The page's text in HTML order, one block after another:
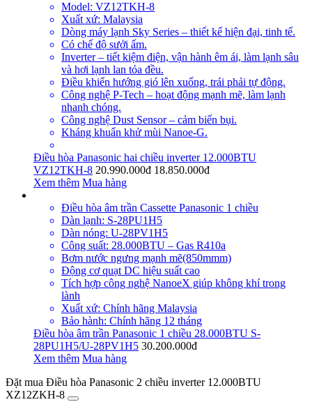
Model: VZ12TKH-8
Xuất xứ: Malaysia
Dòng máy lạnh Sky Series – thiết kế hiện đại, tinh tế.
Có chế độ sưởi ấm.
Inverter – tiết kiệm điện, vận hành êm ái, làm lạnh sâu
và hơi lạnh lan tỏa đều.
Điều khiển hướng gió lên xuống, trái phải tự động.
Công nghệ P-Tech – hoạt động mạnh mẽ, làm lạnh
nhanh chóng.
Công nghệ Dust Sensor – cảm biến bụi.
Kháng khuẩn khử mùi Nanoe-G.
Điều hòa Panasonic hai chiều inverter 12.000BTU
VZ12TKH-8 20.990.000đ 18.850.000đ
Xem thêm Mua hàng
Điều hòa âm trần Cassette Panasonic 1 chiều
Dàn lạnh: S-28PU1H5
Dàn nóng: U-28PV1H5
Công suất: 28.000BTU – Gas R410a
Bơm nước ngưng mạnh mẽ(850mmm)
Động cơ quạt DC hiệu suất cao
Tích hợp công nghệ NanoeX giúp không khí trong
lành
Xuất xứ: Chính hãng Malaysia
Bảo hành: Chính hãng 12 tháng
Điều hòa âm trần Panasonic 1 chiều 28.000BTU S-
28PU1H5/U-28PV1H5 30.200.000đ
Xem thêm Mua hàng
Đặt mua Điều hòa Panasonic 2 chiều inverter 12.000BTU
XZ12ZKH-8